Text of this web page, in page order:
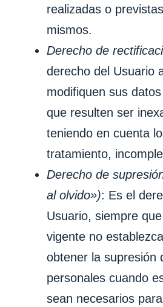
realizadas o
mismos.
Derecho de
derecho del Usuario
modifiquen sus
que resulten ser
teniendo en cuenta
tratamiento,
Derecho de
al olvido»): Es el
Usuario, siempre
vigente no
obtener la supresión
personales cuando
sean necesarios